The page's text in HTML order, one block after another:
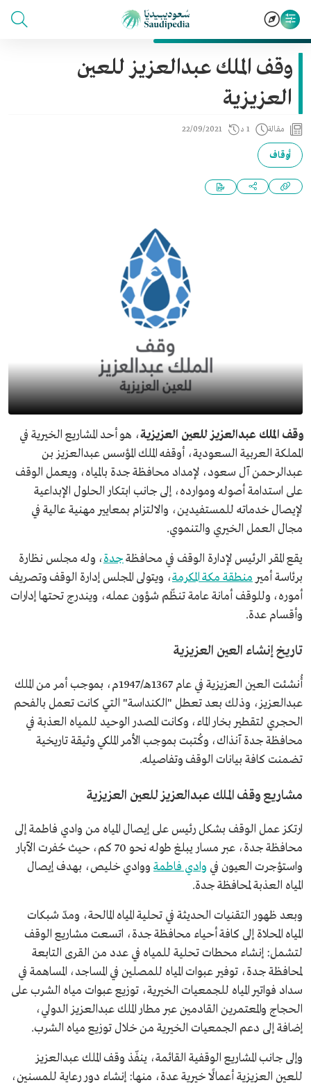
وقف الملك عبدالعزيز للعين
العزيزية
مقالة 1 د 22/09/2021
أوقاف
وقف الملك عبدالعزيز للعين العزيزية، هو أحد المشاريع الخيرية في
المملكة العربية السعودية، أوقفه الملك المؤسس عبدالعزيز بن
عبدالرحمن آل سعود، لإمداد محافظة جدة بالمياه، ويعمل الوقف
على استدامة أصوله وموارده، إلى جانب ابتكار الحلول الإبداعية
لإيصال خدماته للمستفيدين، والالتزام بمعايير مهنية عالية في
مجال العمل الخيري والتنموي.
يقع المقر الرئيس لإدارة الوقف في محافظةجدة، وله مجلس نظارة
برئاسة أمير منطقة مكة المكرمة، ويتولى المجلس إدارة الوقف وتصريف
أموره، وللوقف أمانة عامة تنظّم شؤون عمله، ويندرج تحتها إدارات
وأقسام عدة.
تاريخ إنشاء العين العزيزية
أُنشئت العين العزيزية في عام 1367هـ/1947م، بموجب أمر من الملك
عبدالعزيز، وذلك بعد تعطل "الكنداسة" التي كانت تعمل بالفحم
الحجري لتقطير بخار الماء، وكانت المصدر الوحيد للمياه العذبة في
محافظة جدة آنذاك، وكُتبت بموجب الأمر الملكي وثيقة تاريخية
تضمنت كافة بيانات الوقف وتفاصيله.
مشاريع وقف الملك عبدالعزيز للعين العزيزية
ارتكز عمل الوقف بشكل رئيس على إيصال المياه من وادي فاطمة إلى
محافظة جدة، عبر مسار يبلغ طوله نحو 70 كم، حيث حُفرت الآبار
واستؤجرت العيون في وادي فاطمة ووادي خليص، بهدف إيصال
المياه العذبة لمحافظة جدة.
وبعد ظهور التقنيات الحديثة في تحلية المياه المالحة، ومدّ شبكات
المياه المحلاة إلى كافة أحياء محافظة جدة، اتسعت مشاريع الوقف
لتشمل: إنشاء محطات تحلية للمياه في عدد من القرى التابعة
لمحافظة جدة، توفير عبوات المياه للمصلين في المساجد، المساهمة في
سداد فواتير المياه للجمعيات الخيرية، توزيع عبوات مياه الشرب على
الحجاج والمعتمرين القادمين عبر مطار الملك عبدالعزيز الدولي،
إضافة إلى دعم الجمعيات الخيرية من خلال توزيع مياه الشرب.
وإلى جانب المشاريع الوقفية القائمة، ينفّذ وقف الملك عبدالعزيز
للعين العزيزية أعمالًا خيرية عدة، منها: إنشاء دور رعاية للمسنين،